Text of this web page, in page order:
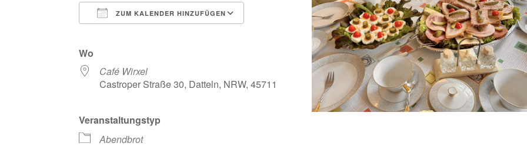
ZUM KALENDER HINZUFÜGEN
Google Kalender iCalendar
Wo
Café Wirxel
Castroper Straße 30, Datteln, NRW, 45711
Veranstaltungstyp
Abendbrot